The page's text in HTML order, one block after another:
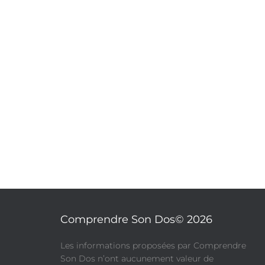
Comprendre Son Dos© 2026
​Les informations proposées par Comprendre
Son Dos n’ont aucunement valeur de